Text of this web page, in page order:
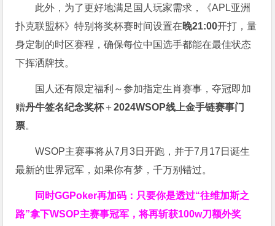
此外，为了更好地满足国人玩家需求，《APL亚洲
扑克联盟杯》特别将奖杯赛时间设置在晚21:00开打，量
身定制的时区赛程，确保每位中国选手都能在最佳状态
下挥洒牌技。
国人还有限定福利～参加指定生肖赛事，夺冠即加
赠丹牛签名纪念奖杯＋2024WSOP线上金手链赛事门
票。
WSOP主赛事将从7月3日开跑，并于7月17日诞生
最新的世界冠军，如果你有梦，千万别错过。
同时GGPoker再加码：只要你是透过“往维加斯之
路”拿下WSOP主赛事冠军，将再斩获100w刀额外奖